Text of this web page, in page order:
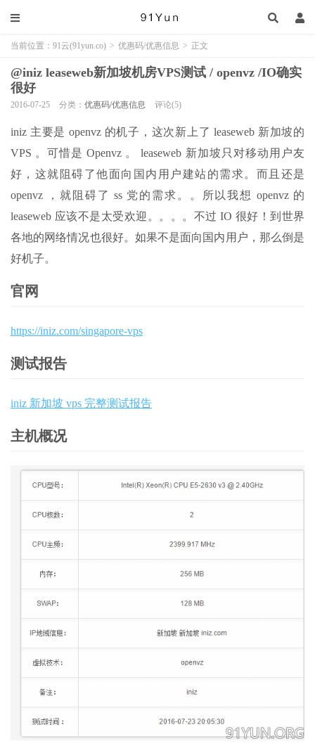
当前位置： 91云(91yun.co) > 优惠码/优惠信息 > 正文
@iniz leaseweb新加坡机房VPS测试 / openvz /IO确实
很好
2016-07-25 分类： 优惠码/优惠信息 评论(5)
iniz 主要是 openvz 的机子，这次新上了 leaseweb 新加坡的
VPS 。可惜是 Openvz 。 leaseweb 新加坡只对移动用户友
好，这就阻碍了他面向国内用户建站的需求。而且还是
openvz ，就阻碍了 ss 党的需求。。所以我想 openvz 的
leaseweb 应该不是太受欢迎。。。。不过 IO 很好！到世界
各地的网络情况也很好。如果不是面向国内用户，那么倒是
好机子。
官网
https://iniz.com/singapore-vps
测试报告
iniz 新加坡 vps 完整测试报告
主机概况